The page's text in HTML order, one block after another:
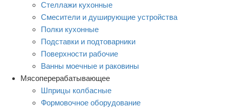
Стеллажи кухонные
Смесители и душирующие устройства
Полки кухонные
Подставки и подтоварники
Поверхности рабочие
Ванны моечные и раковины
Мясоперерабатывающее
Шприцы колбасные
Формовочное оборудование